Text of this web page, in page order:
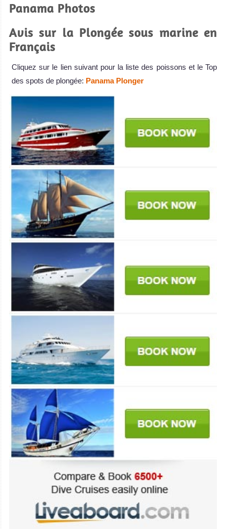
Panama Photos
Avis sur la Plongée sous marine en
Français
Cliquez sur le lien suivant pour la liste des poissons et le Top
des spots de plongée: Panama Plonger